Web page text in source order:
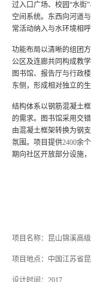
过入口广场、校园“水街
空间系统。东西向河道
常活动纳入与水环境相
功能布局以清晰的组团
公区及连廊共同构成教
图书馆、报告厅与行政
东侧，形成相对独立的生
结构体系以钢筋混凝土
的需求。图书馆采用交
由混凝土框架转换为钢
氛围。项目提供2400余
期向社区开放部分设施，
项目名称：昆山锦溪高
项目地点：中国江苏省